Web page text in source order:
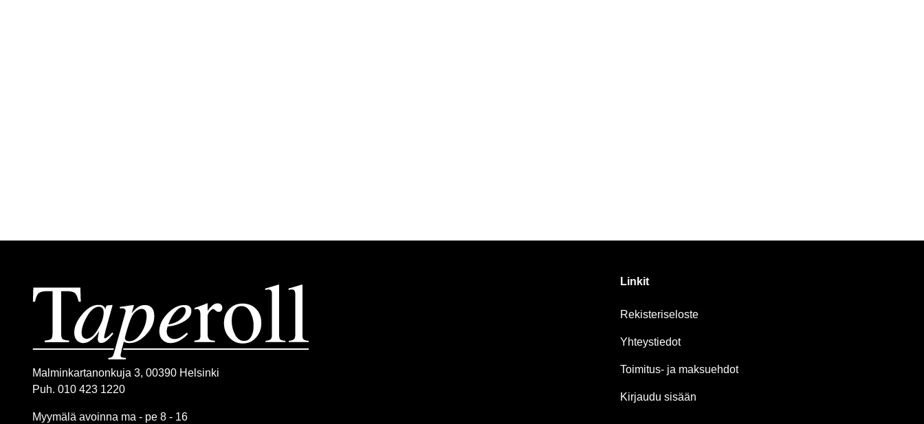
Malminkartanonkuja 3, 00390 Helsinki
Puh. 010 423 1220
Myymälä avoinna ma - pe 8 - 16
Linkit
Rekisteriseloste
Yhteystiedot
Toimitus- ja maksuehdot
Kirjaudu sisään